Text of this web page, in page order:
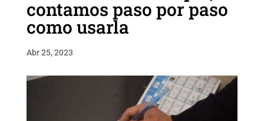
contamos paso por paso
como usarla
Abr 25, 2023